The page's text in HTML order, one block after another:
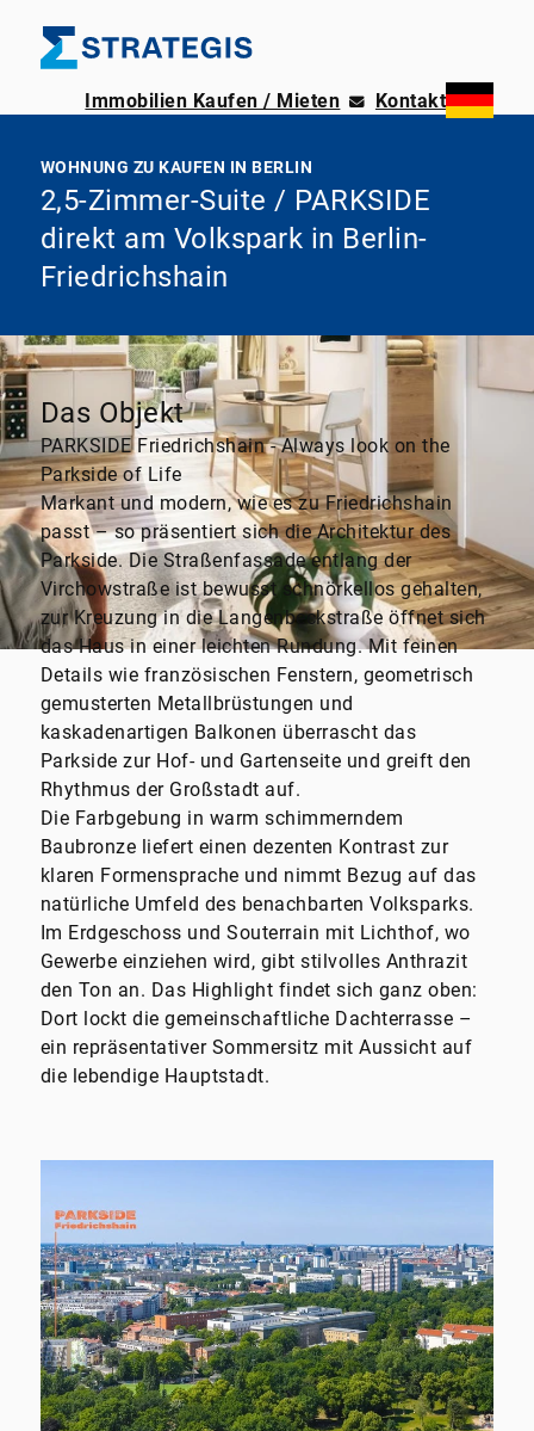
Immobilien Kaufen / Mieten Kontakt
WOHNUNG ZU KAUFEN IN BERLIN
2,5-Zimmer-Suite / PARKSIDE
direkt am Volkspark in Berlin-
Friedrichshain
Das Objekt
PARKSIDE Friedrichshain - Always look on the
Parkside of Life
Markant und modern, wie es zu Friedrichshain
passt – so präsentiert sich die Architektur des
Parkside. Die Straßenfassade entlang der
Virchowstraße ist bewusst schnörkellos gehalten,
zur Kreuzung in die Langenbeckstraße öffnet sich
das Haus in einer leichten Rundung. Mit feinen
Details wie französischen Fenstern, geometrisch
gemusterten Metallbrüstungen und
kaskadenartigen Balkonen überrascht das
Parkside zur Hof- und Gartenseite und greift den
Rhythmus der Großstadt auf.
Die Farbgebung in warm schimmerndem
Baubronze liefert einen dezenten Kontrast zur
klaren Formensprache und nimmt Bezug auf das
natürliche Umfeld des benachbarten Volksparks.
Im Erdgeschoss und Souterrain mit Lichthof, wo
Gewerbe einziehen wird, gibt stilvolles Anthrazit
den Ton an. Das Highlight findet sich ganz oben:
Dort lockt die gemeinschaftliche Dachterrasse –
ein repräsentativer Sommersitz mit Aussicht auf
die lebendige Hauptstadt.